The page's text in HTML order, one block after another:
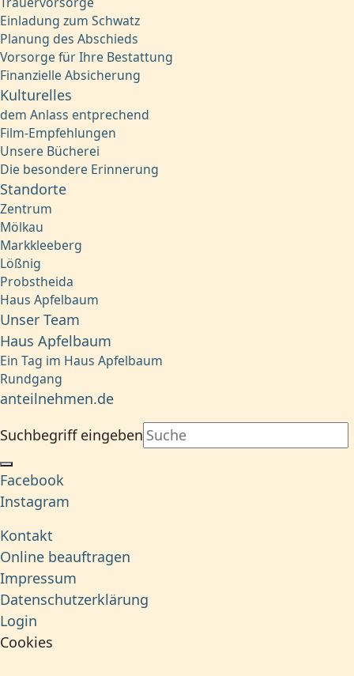
Einladung zum Schwatz
Planung des Abschieds
Vorsorge für Ihre Bestattung
Finanzielle Absicherung
Kulturelles
dem Anlass entprechend
Film-Empfehlungen
Unsere Bücherei
Die besondere Erinnerung
Standorte
Zentrum
Mölkau
Markkleeberg
Lößnig
Probstheida
Haus Apfelbaum
Unser Team
Haus Apfelbaum
Ein Tag im Haus Apfelbaum
Rundgang
anteilnehmen.de
Suchbegriff eingeben
Facebook
Instagram
Kontakt
Online beauftragen
Impressum
Datenschutzerklärung
Login
Cookies